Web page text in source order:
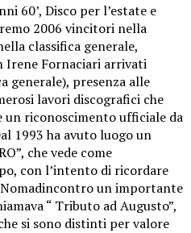
60’, Disco per l’estate e
2006 vincitori nella
classifica generale,
Irene Fornaciari arrivati
generale), presenza alle
lavori discografici che
un riconoscimento ufficiale da
1993 ha avuto luogo un
che vede come
con l’intento di ricordare
un importante
“ Tributo ad Augusto”,
si sono distinti per valore